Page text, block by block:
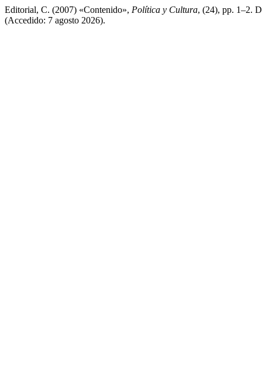
Editorial, C. (2007) «Contenido», Política y Cultura, (24), pp. 1–2.
(Accedido: 7 agosto 2026).